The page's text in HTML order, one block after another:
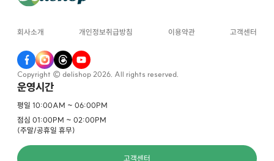
회사소개 개인정보취급방침 이용약관 고객센터
Copyright © delishop 2026. All rights reserved.
운영시간
평일 10:00AM ~ 06:00PM
점심 01:00PM ~ 02:00PM
(주말/공휴일 휴무)
고객센터